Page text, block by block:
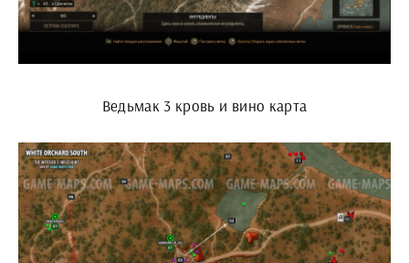
Ведьмак 3 кровь и вино карта